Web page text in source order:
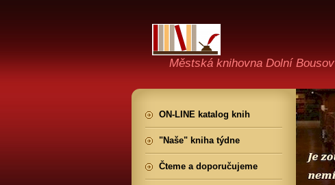
Městská knihovna Dolní Bousov
ON-LINE katalog knih
"Naše" kniha týdne
Čteme a doporučujeme